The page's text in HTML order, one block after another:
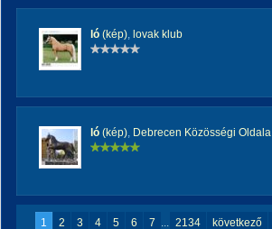
ló (kép), lovak klub
ló (kép), Debrecen Közösségi Oldala
1 2 3 4 5 6 7 ... 2134 következő